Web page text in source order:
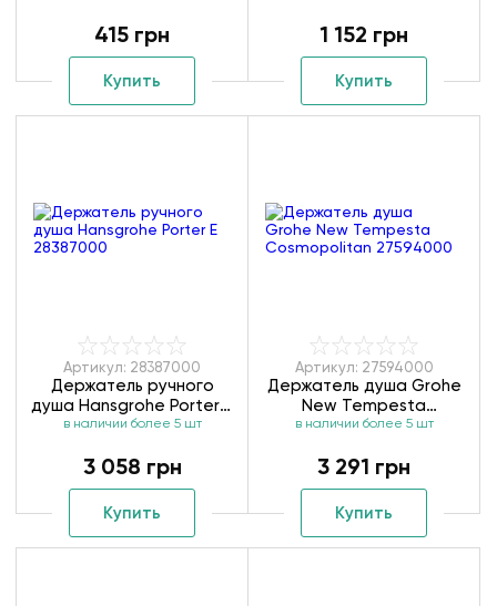
415 грн
Купить
1 152 грн
Купить
Артикул: 28387000
Держатель ручного
душа Hansgrohe Porter E
28387000
в наличии более 5 шт
3 058 грн
Купить
Артикул: 27594000
Держатель душа Grohe
New Tempesta
Cosmopolitan 27594000
в наличии более 5 шт
3 291 грн
Купить